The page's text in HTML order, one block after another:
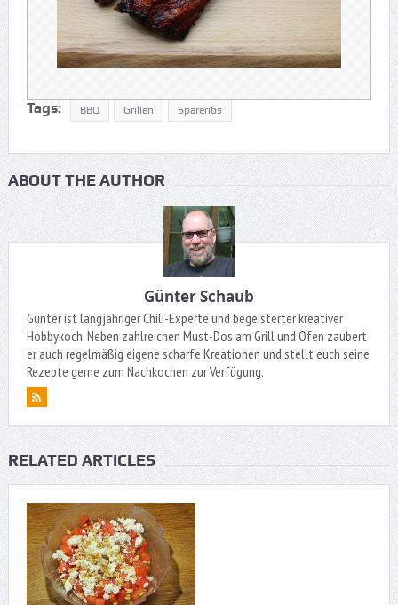
Tags: BBQ Grillen Spareribs
ABOUT THE AUTHOR
Günter Schaub
Günter ist langjähriger Chili-Experte und begeisterter kreativer
Hobbykoch. Neben zahlreichen Must-Dos am Grill und Ofen zaubert
er auch regelmäßig eigene scharfe Kreationen und stellt euch seine
Rezepte gerne zum Nachkochen zur Verfügung.
RELATED ARTICLES